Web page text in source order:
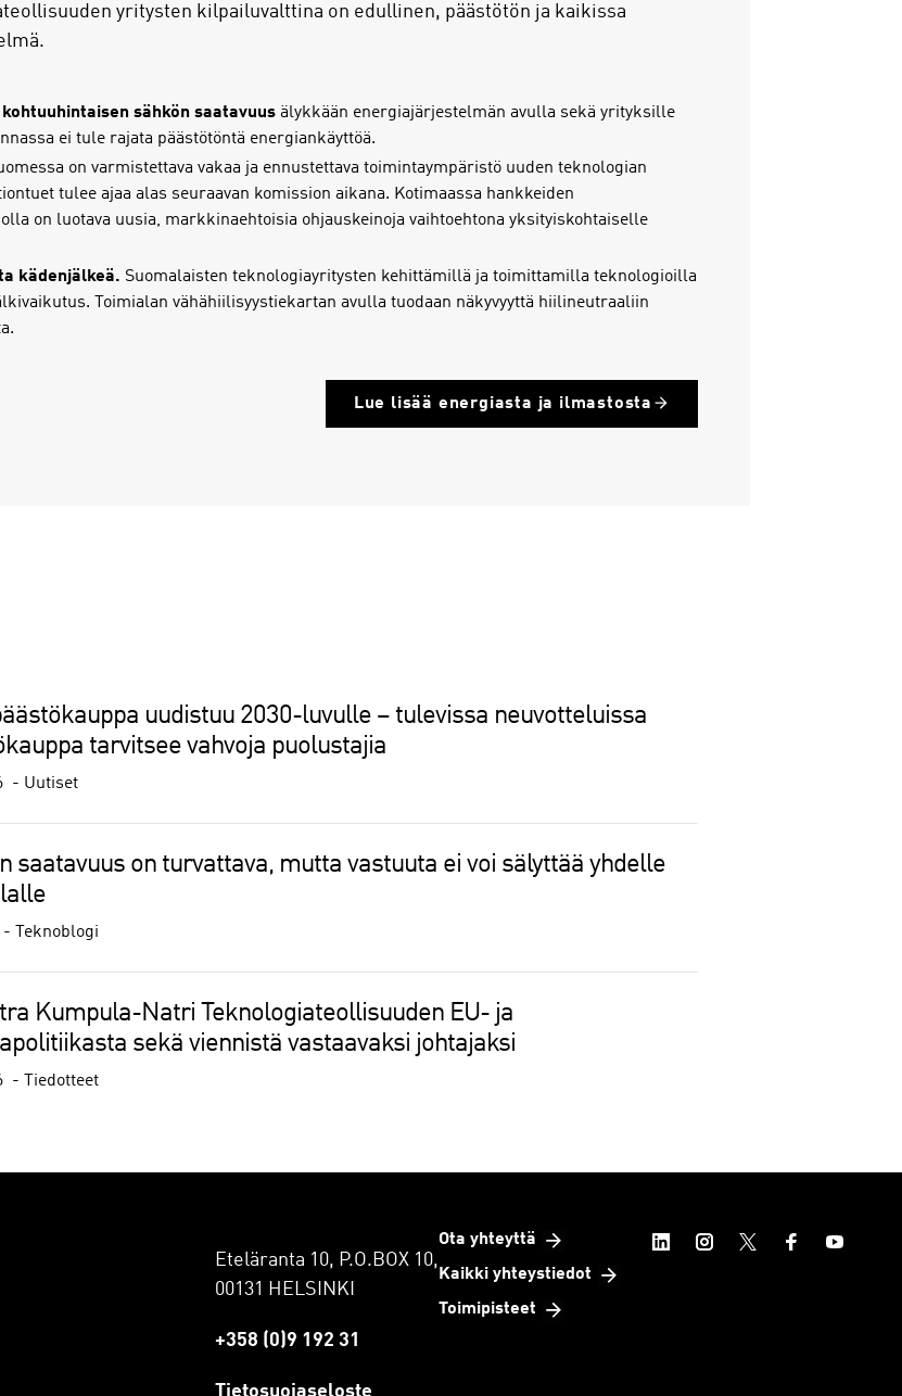
yritysten kilpailuvalttina on edullinen, päästötön ja kaikissa
sähkön saatavuus älykkään energiajärjestelmän avulla sekä yrityksille
ei tule rajata päästötöntä energiankäyttöä.
on varmistettava vakaa ja ennustettava toimintaympäristö uuden teknologian
tulee ajaa alas seuraavan komission aikana. Kotimaassa hankkeiden
on luotava uusia, markkinaehtoisia ohjauskeinoja vaihtoehtona yksityiskohtaiselle
kädenjälkeä. Suomalaisten teknologiayritysten kehittämillä ja toimittamilla teknologioilla
Toimialan vähähiilisyystiekartan avulla tuodaan näkyvyyttä hiilineutraaliin
Lue lisää energiasta ja ilmastosta
uudistuu 2030-luvulle – tulevissa neuvotteluissa
tarvitsee vahvoja puolustajia
Uutiset
saatavuus on turvattava, mutta vastuuta ei voi sälyttää yhdelle
Teknoblogi
Kumpula-Natri Teknologiateollisuuden EU- ja
sekä viennistä vastaavaksi johtajaksi
Tiedotteet
Eteläranta 10, P.O.BOX 10,
00131 HELSINKI
+358 (0)9 192 31
Tietosuojaseloste
Ota yhteyttä
Kaikki yhteystiedot
Toimipisteet